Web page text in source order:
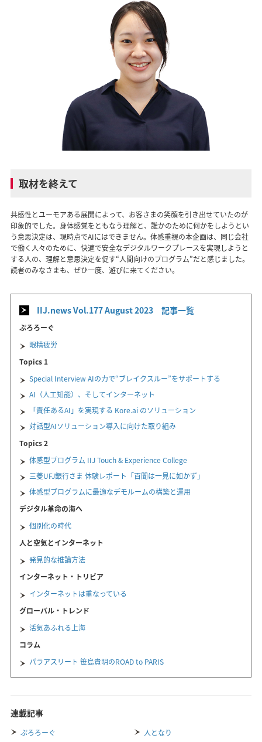
取材を終えて
共感性とユーモアある展開によって、お客さまの笑顔を引き出せていたのが
印象的でした。身体感覚をともなう理解と、誰かのために何かをしようとい
う意思決定は、現時点でAIにはできません。体感重視の本企画は、同じ会社
で働く人々のために、快適で安全なデジタルワークプレースを実現しようと
する人の、理解と意思決定を促す“人間向けのプログラム”だと感じました。
読者のみなさまも、ぜひ一度、遊びに来てください。
IIJ.news Vol.177 August 2023 記事一覧
ぷろろーぐ
眼精疲労
Topics 1
Special Interview AIの力で“ブレイクスルー”をサポートする
AI（人工知能）、そしてインターネット
「責任あるAI」を実現する Kore.ai のソリューション
対話型AIソリューション導入に向けた取り組み
Topics 2
体感型プログラム IIJ Touch & Experience College
三菱UFJ銀行さま 体験レポート「百聞は一見に如かず」
体感型プログラムに最適なデモルームの構築と運用
デジタル革命の海へ
個別化の時代
人と空気とインターネット
発見的な推論方法
インターネット・トリビア
インターネットは重なっている
グローバル・トレンド
活気あふれる上海
コラム
パラアスリート 笹島貴明のROAD to PARIS
連載記事
ぷろろーぐ
人となり